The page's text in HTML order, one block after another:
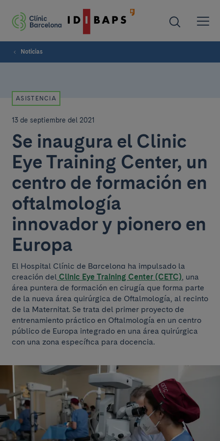
Noticias
ASISTENCIA
13 de septiembre del 2021
Se inaugura el Clinic
Eye Training Center, un
centro de formación en
oftalmología
innovador y pionero en
Europa
El Hospital Clínic de Barcelona ha impulsado la
creación del Clinic Eye Training Center (CETC), una
área puntera de formación en cirugía que forma parte
de la nueva área quirúrgica de Oftalmología, al recinto
de la Maternitat. Se trata del primer proyecto de
entrenamiento práctico en Oftalmología en un centro
público de Europa integrado en una área quirúrgica
con una zona específica para docencia.